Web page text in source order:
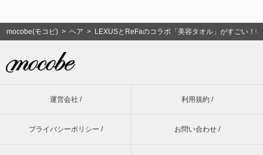
mocobe(モコビ) >ヘア > LEXUSとReFaのコラボ「美容タオル」がすごい！
運営会社 / 利用規約 /
プライバシーポリシー / お問い合わせ /